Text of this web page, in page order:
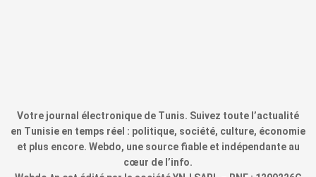
Votre journal électronique de Tunis. Suivez toute l’actualité
en Tunisie en temps réel : politique, société, culture, économie
et plus encore. Webdo, une source fiable et indépendante au
cœur de l’info.